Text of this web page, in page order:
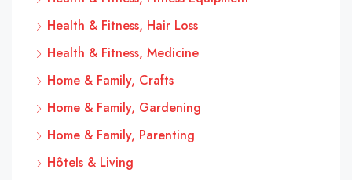
Health & Fitness, Hair Loss
Health & Fitness, Medicine
Home & Family, Crafts
Home & Family, Gardening
Home & Family, Parenting
Hôtels & Living